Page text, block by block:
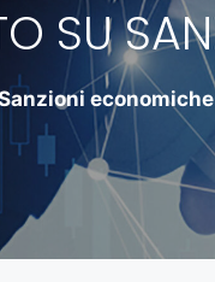
SU